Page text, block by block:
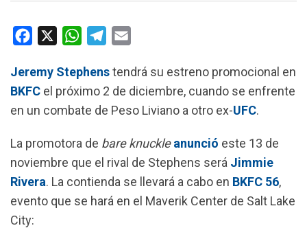
c
e
b
o
k
W
a
t
s
p
p
l
e
g
a
m
a
i
l
Jeremy Stephenstendrá su estreno promocional en
BKFC el próximo 2 de diciembre, cuando se enfrente
en un combate de Peso Liviano a otro ex-UFC.
La promotora de bare knuckleanunció este 13 de
noviembre que el rival de Stephens será Jimmie
Rivera. La contienda se llevará a cabo en BKFC 56,
evento que se hará en el Maverik Center de Salt Lake
City: